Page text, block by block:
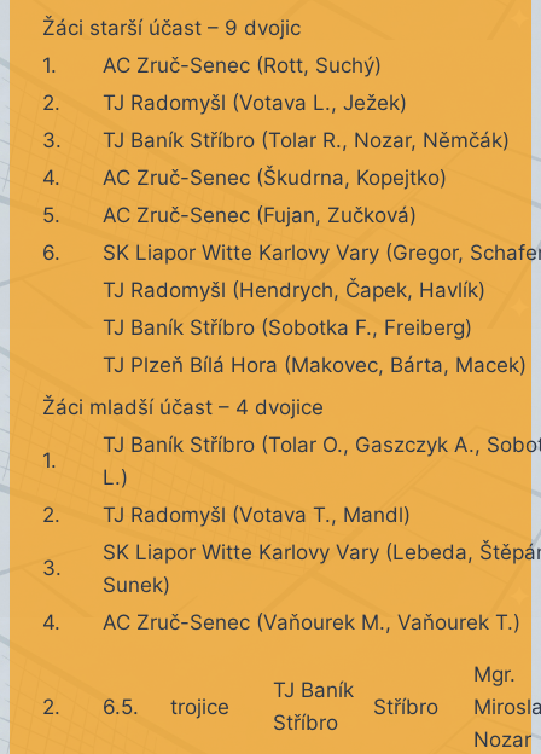
Žáci starší účast – 9 dvojic
1.
AC Zruč-Senec (Rott, Suchý)
2.
TJ Radomyšl (Votava L., Ježek)
3.
TJ Baník Stříbro (Tolar R., Nozar, Němčák)
4.
AC Zruč-Senec (Škudrna, Kopejtko)
5.
AC Zruč-Senec (Fujan, Zučková)
6.
SK Liapor Witte Karlovy Vary (Gregor,
TJ Radomyšl (Hendrych, Čapek, Havlík)
TJ Baník Stříbro (Sobotka F., Freiberg)
TJ Plzeň Bílá Hora (Makovec, Bárta, Macek)
Žáci mladší účast – 4 dvojice
1.
TJ Baník Stříbro (Tolar O., Gaszczyk A.,
L.)
2.
TJ Radomyšl (Votava T., Mandl)
3.
SK Liapor Witte Karlovy Vary (Lebeda,
Sunek)
4.
AC Zruč-Senec (Vaňourek M., Vaňourek T.)
2. 6.5. trojice
TJ Baník
Stříbro
Stříbro
Mgr.
Nozar